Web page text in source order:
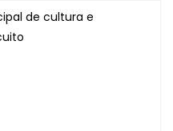
de cultura e